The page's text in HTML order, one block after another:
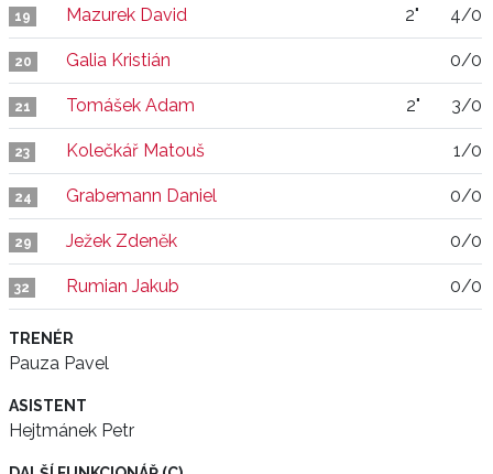
19 Mazurek David 2" 4/0
20 Galia Kristián 0/0
21 Tomášek Adam 2" 3/0
23 Kolečkář Matouš 1/0
24 Grabemann Daniel 0/0
29 Ježek Zdeněk 0/0
32 Rumian Jakub 0/0
TRENÉR
Pauza Pavel
ASISTENT
Hejtmánek Petr